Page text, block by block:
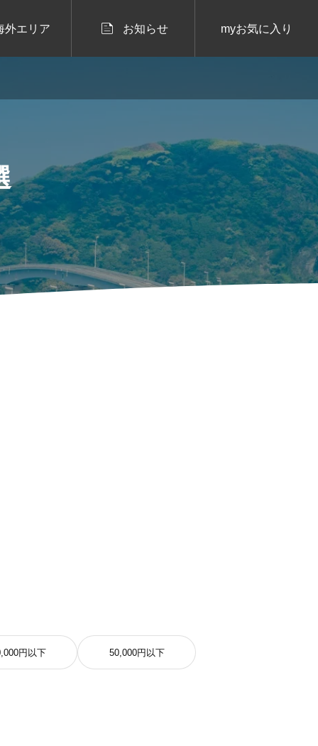
外エリア  お知らせ myお気に入り
円以下 50,000円以下